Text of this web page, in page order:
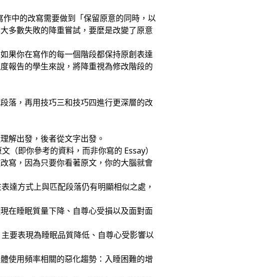
作中的改寫需要做到「保留原意的同時，以
多數失敗的降重嘗試，要麼是改變了原意
果你在寫作的每一個階段都保持原創表達
報告的學生來說，將降重視為修改階段的
落，再用技巧三和技巧四進行更深層的改
解出發，後者從文字出發。
即你參考的資料，而非你寫的 Essay）
寫，因為只要你看著原文，你的大腦就會
達方式上與匹配段落仍有明顯相似之處，
在睡眠質量下降、自尊心受損以及面對面
要表現為睡眠品質降低、自尊心受影響以
使用頻率相關的惡化趨勢：入睡困難的增